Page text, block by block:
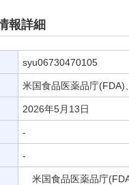
報詳細
syu06730470105
米国食品医薬品庁(FDA)
2026年5月13日
-
-
米国食品医薬品庁